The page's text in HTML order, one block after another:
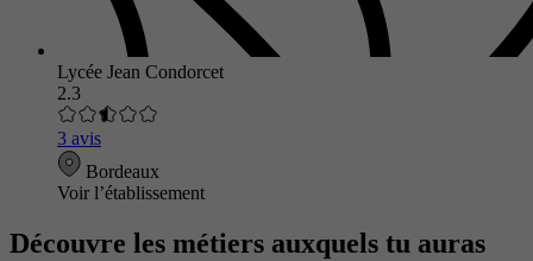
Lycée Jean Condorcet
2.3
3 avis
Bordeaux
Voir l’établissement
Découvre les métiers auxquels tu auras